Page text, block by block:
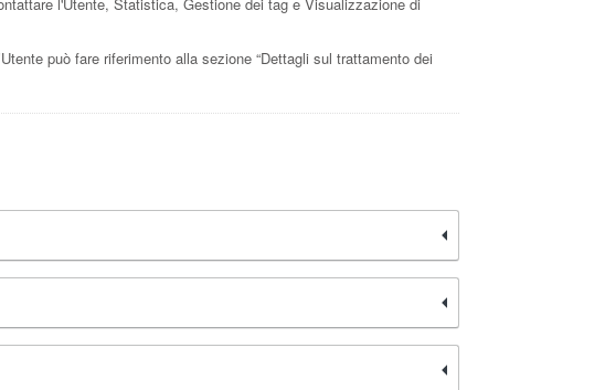
può fare riferimento alla sezione “Dettagli sul trattamento dei